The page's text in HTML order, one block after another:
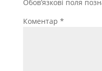
Обов’язкові поля
Коментар *